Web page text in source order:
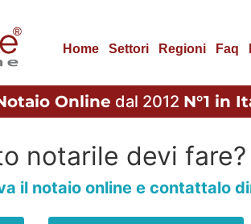
Home Settori Regioni Faq
Online dal 2012 N°1 in
notarile devi fare?
il notaio online e contattalo